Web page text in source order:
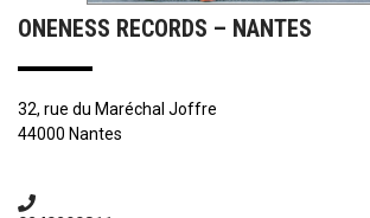
ONENESS RECORDS – NANTES
32, rue du Maréchal Joffre
44000 Nantes